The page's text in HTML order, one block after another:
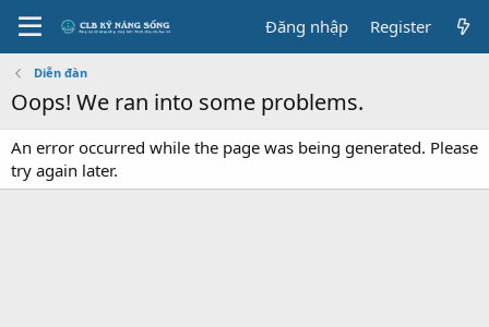
Đăng nhập Register
Diễn đàn
Oops! We ran into some problems.
An error occurred while the page was being generated. Please
try again later.